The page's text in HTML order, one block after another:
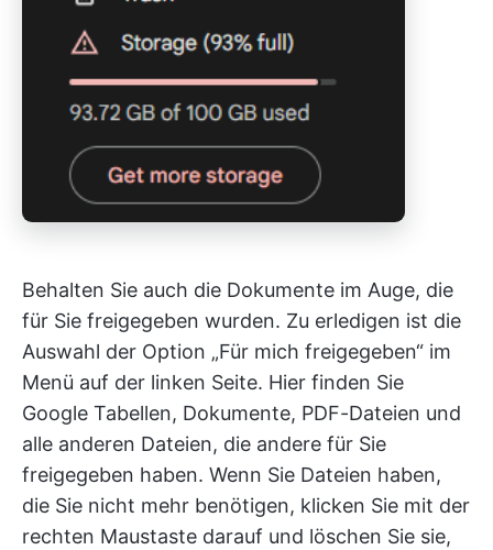
Behalten Sie auch die Dokumente im Auge, die
für Sie freigegeben wurden. Zu erledigen ist die
Auswahl der Option „Für mich freigegeben“ im
Menü auf der linken Seite. Hier finden Sie
Google Tabellen, Dokumente, PDF-Dateien und
alle anderen Dateien, die andere für Sie
freigegeben haben. Wenn Sie Dateien haben,
die Sie nicht mehr benötigen, klicken Sie mit der
rechten Maustaste darauf und löschen Sie sie,